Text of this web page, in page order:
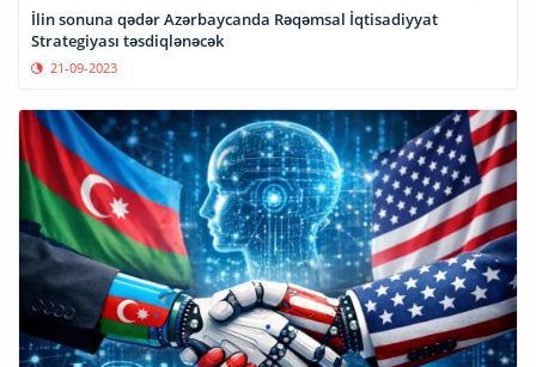
İlin sonuna qədər Azərbaycanda Rəqəmsal İqtisadiyyat
Strategiyası təsdiqlənəcək
21-09-2023